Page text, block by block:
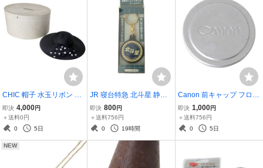
CHIC 帽子 水玉リボン 婦
人 レディース ハット おし
ゃれ ブラック 箱 頭周り約
52cm 内径約縦19×横17(c
ク
即決 4,000円
＋送料0円
0
5日
JR 寝台特急 北斗星 静電
気ショックをとるキーホ
ルダー 全長約10cm、デザ
イン部分直径約4.5cm NT
即決 800円
＋送料756円
0
19時間
Canon 前キャップ フロン
トキャップ シルバー 内径
57mm NT Bランク
即決 1,000円
＋送料756円
0
5日
NEW